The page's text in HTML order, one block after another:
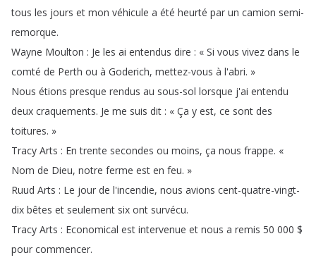
tous les jours et mon véhicule a été heurté par un camion semi-
remorque.
Wayne Moulton : Je les ai entendus dire : « Si vous vivez dans le
comté de Perth ou à Goderich, mettez-vous à l'abri. »
Nous étions presque rendus au sous-sol lorsque j'ai entendu
deux craquements. Je me suis dit : « Ça y est, ce sont des
toitures. »
Tracy Arts : En trente secondes ou moins, ça nous frappe. «
Nom de Dieu, notre ferme est en feu. »
Ruud Arts : Le jour de l'incendie, nous avions cent-quatre-vingt-
dix bêtes et seulement six ont survécu.
Tracy Arts : Economical est intervenue et nous a remis 50 000 $
pour commencer.